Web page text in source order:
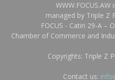
WWW.FOCUS.AW
managed by Triple Z
FOCUS - Catiri 29-A –
Chamber of Commerce and
Copyrights: Triple Z
Contact us: